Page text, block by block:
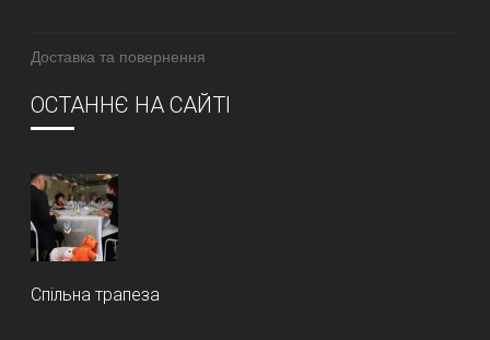
Доставка та повернення
ОСТАННЄ НА САЙТІ
Спільна трапеза